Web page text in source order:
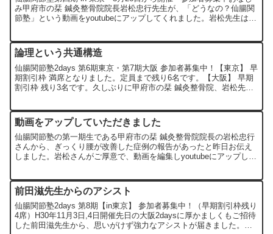
み甲府市の栞 鍼灸整骨院院長岩松忠行先生が、「どうなの？仙腸関
節塾」という動画をyoutubeにアップしてくれました。岩松先生は仙
論理という共通構造
仙腸関節塾2days 第6期東京・第7期大阪 参加者募集中！【東京】 早
期割引枠 満席となりました。定員まで残り6名です。【大阪】 早期
割引枠 残り3名です。久しぶりに甲府市の栞 鍼灸整骨院、岩松先生
動画をアップしていただきました
仙腸関節塾の第一期生である甲府市の栞 鍼灸整骨院院長の岩松忠行
さんから、ぎっくり腰が改善した症例の報告があったと昨日お伝え
しました。岩松さんがご厚意で、動画を編集しyoutubeにアップして
前田滋先生からのアシスト
仙腸関節塾2days 第8期【in東京】 参加者募集中！（早期割引枠残り
4席）H30年11月3日,4日開催先日の大阪2daysに厚かましくもご招待
した前田滋先生から、思いがけず強力なアシストが届きました。あ